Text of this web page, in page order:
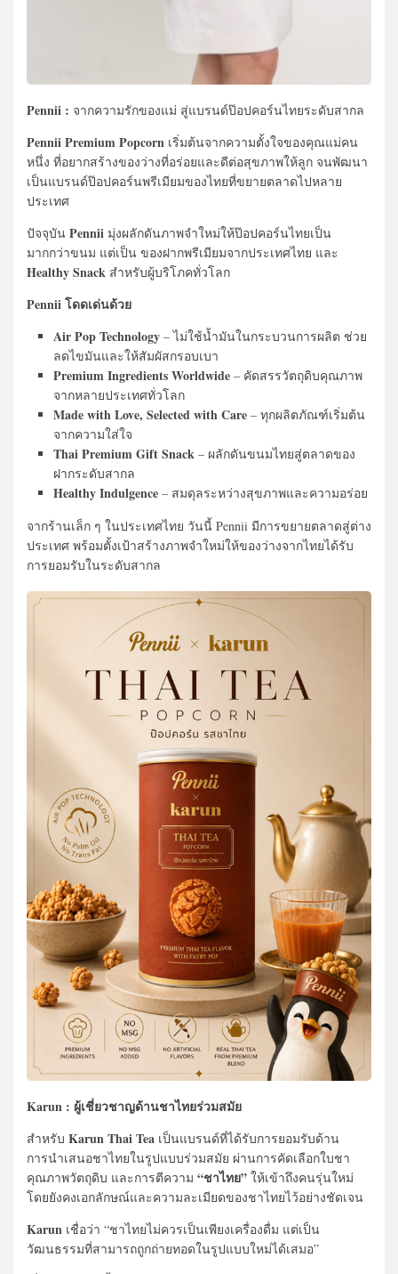
Pennii : จากความรักของแม่ สู่แบรนด์ป๊อปคอร์นไทยระดับสากล
Pennii Premium Popcorn เริ่มต้นจากความตั้งใจของคุณแม่คน
หนึ่ง ที่อยากสร้างของว่างที่อร่อยและดีต่อสุขภาพให้ลูก จนพัฒนา
เป็นแบรนด์ป๊อปคอร์นพรีเมียมของไทยที่ขยายตลาดไปหลาย
ประเทศ
ปัจจุบัน Pennii มุ่งผลักดันภาพจำใหม่ให้ป๊อปคอร์นไทยเป็น
มากกว่าขนม แต่เป็น ของฝากพรีเมียมจากประเทศไทย และ
Healthy Snack สำหรับผู้บริโภคทั่วโลก
Pennii โดดเด่นด้วย
Air Pop Technology – ไม่ใช้น้ำมันในกระบวนการผลิต ช่วย
ลดไขมันและให้สัมผัสกรอบเบา
Premium Ingredients Worldwide – คัดสรรวัตถุดิบคุณภาพ
จากหลายประเทศทั่วโลก
Made with Love, Selected with Care – ทุกผลิตภัณฑ์เริ่มต้น
จากความใส่ใจ
Thai Premium Gift Snack – ผลักดันขนมไทยสู่ตลาดของ
ฝากระดับสากล
Healthy Indulgence – สมดุลระหว่างสุขภาพและความอร่อย
จากร้านเล็ก ๆ ในประเทศไทย วันนี้ Pennii มีการขยายตลาดสู่ต่าง
ประเทศ พร้อมตั้งเป้าสร้างภาพจำใหม่ให้ของว่างจากไทยได้รับ
การยอมรับในระดับสากล
Karun : ผู้เชี่ยวชาญด้านชาไทยร่วมสมัย
สำหรับ Karun Thai Tea เป็นแบรนด์ที่ได้รับการยอมรับด้าน
การนำเสนอชาไทยในรูปแบบร่วมสมัย ผ่านการคัดเลือกใบชา
คุณภาพวัตถุดิบ และการตีความ “ชาไทย” ให้เข้าถึงคนรุ่นใหม่
โดยยังคงเอกลักษณ์และความละเมียดของชาไทยไว้อย่างชัดเจน
Karun เชื่อว่า “ชาไทยไม่ควรเป็นเพียงเครื่องดื่ม แต่เป็น
วัฒนธรรมที่สามารถถูกถ่ายทอดในรูปแบบใหม่ได้เสมอ”